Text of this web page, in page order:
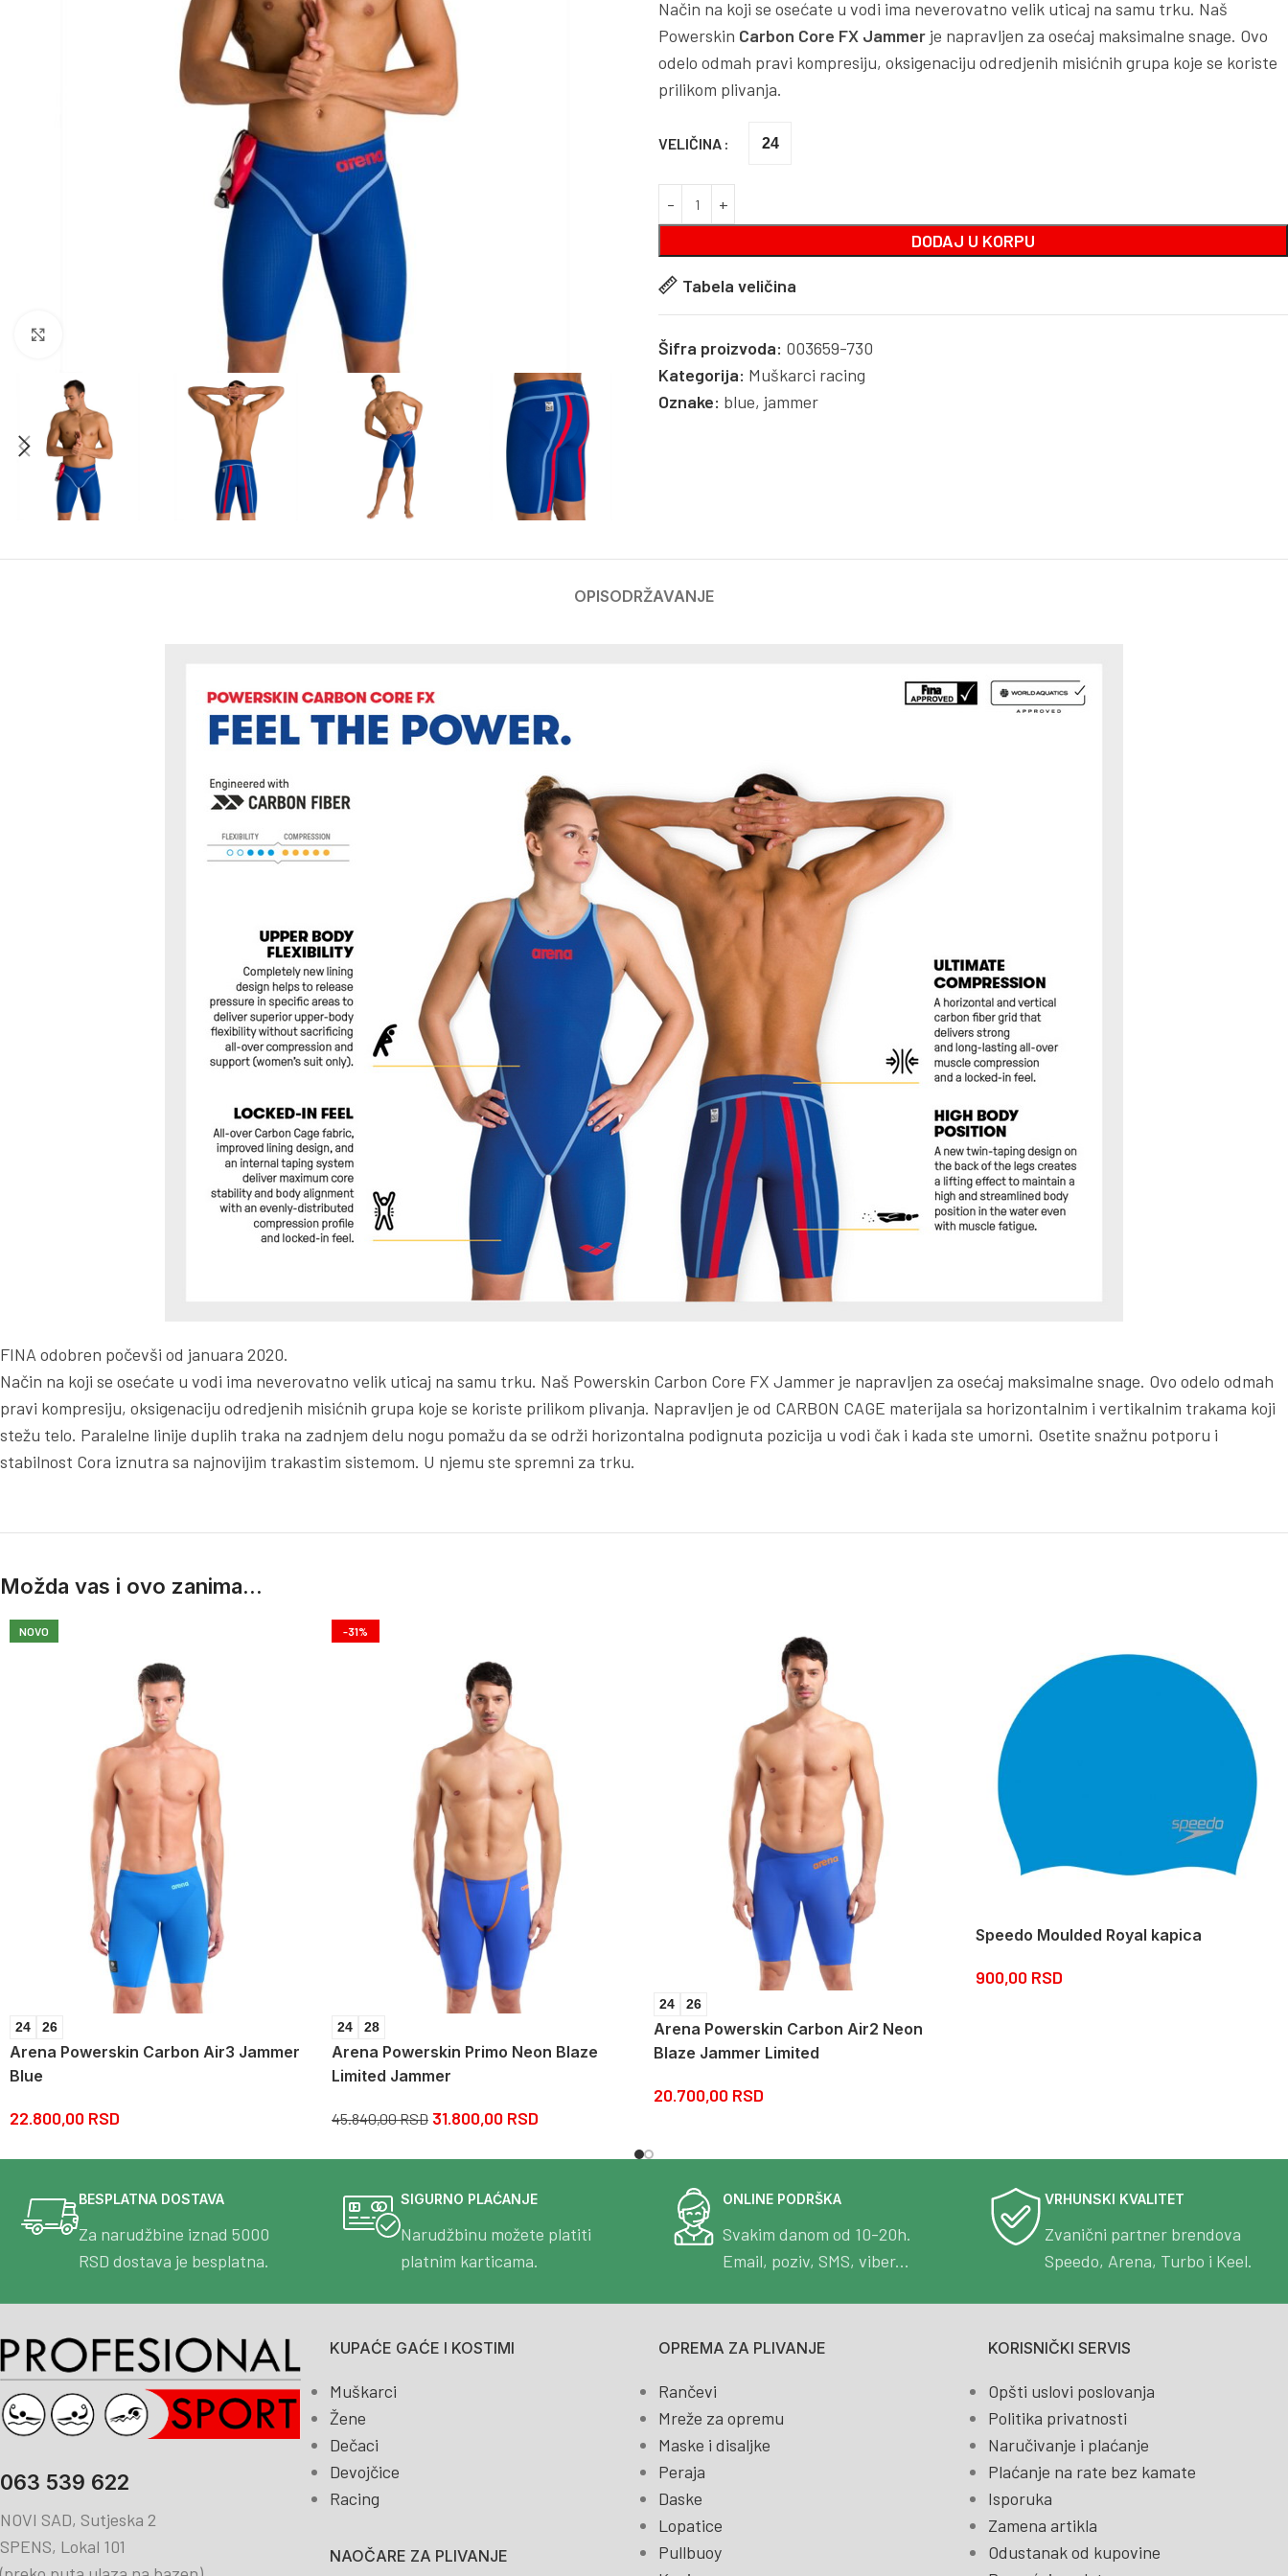
Način na koji se osećate u vodi ima neverovatno velik uticaj na samu trku. Naš
Powerskin Carbon Core FX Jammer je napravljen za osećaj maksimalne snage. Ovo
odelo odmah pravi kompresiju, oksigenaciju odredjenih misićnih grupa koje se koriste
prilikom plivanja.
VELIČINA 24
DODAJ U KORPU
Tabela veličina
Šifra proizvoda: 003659-730
Kategorija: Muškarci racing
Oznake: blue, jammer
OPISODRŽAVANJE
FINA odobren počevši od januara 2020.
Način na koji se osećate u vodi ima neverovatno velik uticaj na samu trku. Naš Powerskin Carbon Core FX Jammer je napravljen za osećaj maksimalne snage. Ovo odelo odmah
pravi kompresiju, oksigenaciju odredjenih misićnih grupa koje se koriste prilikom plivanja. Napravljen je od CARBON CAGE materijala sa horizontalnim i vertikalnim trakama koji
stežu telo. Paralelne linije duplih traka na zadnjem delu nogu pomažu da se održi horizontalna podignuta pozicija u vodi čak i kada ste umorni. Osetite snažnu potporu i
stabilnost Cora iznutra sa najnovijim trakastim sistemom. U njemu ste spremni za trku.
Možda vas i ovo zanima...
NOVO
24 26
Arena Powerskin Carbon Air3 Jammer
Blue
22.800,00 RSD
-31%
24 28
Arena Powerskin Primo Neon Blaze
Limited Jammer
45.840,00RSD 31.800,00 RSD
24 26
Arena Powerskin Carbon Air2 Neon
Blaze Jammer Limited
20.700,00 RSD
Speedo Moulded Royal kapica
900,00 RSD
BESPLATNA DOSTAVA
Za narudžbine iznad 5000
RSD dostava je besplatna.
SIGURNO PLAĆANJE
Narudžbinu možete platiti
platnim karticama.
ONLINE PODRŠKA
Svakim danom od 10-20h.
Email, poziv, SMS, viber...
VRHUNSKI KVALITET
Zvanični partner brendova
Speedo, Arena, Turbo i Keel.
063 539 622
NOVI SAD, Sutjeska 2
SPENS, Lokal 101
KUPAĆE GAĆE I KOSTIMI
Muškarci
Žene
Dečaci
Devojčice
Racing
NAOČARE ZA PLIVANJE
OPREMA ZA PLIVANJE
Rančevi
Mreže za opremu
Maske i disaljke
Peraja
Daske
Lopatice
Pullbuoy
KORISNIČKI SERVIS
Opšti uslovi poslovanja
Politika privatnosti
Naručivanje i plaćanje
Plaćanje na rate bez kamate
Isporuka
Zamena artikla
Odustanak od kupovine